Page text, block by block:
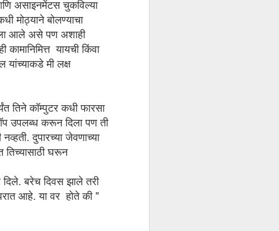
असाइनमेंटस चुकविल्या
मोठ्याने बोलण्याचा
आले असे पण अशाही
कामानिमित्त यायची किंवा
यांच्याकडे मी लक्ष
तिने कॉम्पुटर कधी फारसा
उपलब्ध करून दिला पण ती
दुपारच्या जेवणाच्या
घरून
दिले. बरेच दिवस झाले तरी
आहे. या वर होते की "